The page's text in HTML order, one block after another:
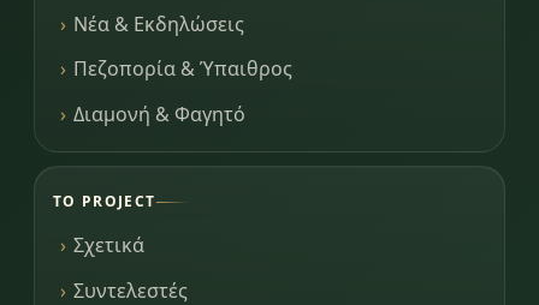
Νέα & Εκδηλώσεις
Πεζοπορία & Ύπαιθρος
Διαμονή & Φαγητό
ΤΟ PROJECT
Σχετικά
Συντελεστές